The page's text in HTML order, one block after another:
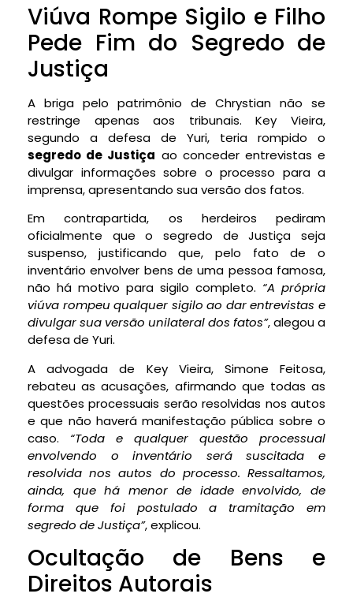
Viúva Rompe Sigilo e Filho
Pede Fim do Segredo de
Justiça
A briga pelo patrimônio de Chrystian não se
restringe apenas aos tribunais. Key Vieira,
segundo a defesa de Yuri, teria rompido o
segredo de Justiça ao conceder entrevistas e
divulgar informações sobre o processo para a
imprensa, apresentando sua versão dos fatos.
Em contrapartida, os herdeiros pediram
oficialmente que o segredo de Justiça seja
suspenso, justificando que, pelo fato de o
inventário envolver bens de uma pessoa famosa,
não há motivo para sigilo completo. “A própria
viúva rompeu qualquer sigilo ao dar entrevistas e
divulgar sua versão unilateral dos fatos”, alegou a
defesa de Yuri.
A advogada de Key Vieira, Simone Feitosa,
rebateu as acusações, afirmando que todas as
questões processuais serão resolvidas nos autos
e que não haverá manifestação pública sobre o
caso. “Toda e qualquer questão processual
envolvendo o inventário será suscitada e
resolvida nos autos do processo. Ressaltamos,
ainda, que há menor de idade envolvido, de
forma que foi postulado a tramitação em
segredo de Justiça”, explicou.
Ocultação de Bens e
Direitos Autorais